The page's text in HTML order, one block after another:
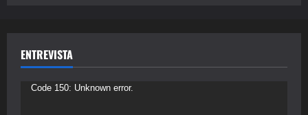
ENTREVISTA
Tocador
Code 150: Unknown error.